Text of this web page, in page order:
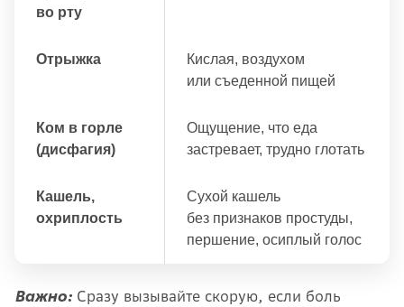
во рту
Отрыжка
Кислая, воздухом
или съеденной пищей
Ком в горле
(дисфагия)
Ощущение, что еда
застревает, трудно глотать
Кашель,
охриплость
Сухой кашель
без признаков простуды,
першение, осиплый голос
Важно: Сразу вызывайте скорую, если боль